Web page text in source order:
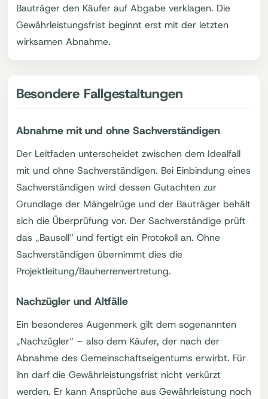
Bauträger den Käufer auf Abgabe verklagen. Die
Gewährleistungsfrist beginnt erst mit der letzten
wirksamen Abnahme.
Besondere Fallgestaltungen
Abnahme mit und ohne Sachverständigen
Der Leitfaden unterscheidet zwischen dem Idealfall
mit und ohne Sachverständigen. Bei Einbindung eines
Sachverständigen wird dessen Gutachten zur
Grundlage der Mängelrüge und der Bauträger behält
sich die Überprüfung vor. Der Sachverständige prüft
das „Bausoll“ und fertigt ein Protokoll an. Ohne
Sachverständigen übernimmt dies die
Projektleitung/Bauherrenvertretung.
Nachzügler und Altfälle
Ein besonderes Augenmerk gilt dem sogenannten
„Nachzügler“ – also dem Käufer, der nach der
Abnahme des Gemeinschaftseigentums erwirbt. Für
ihn darf die Gewährleistungsfrist nicht verkürzt
werden. Er kann Ansprüche aus Gewährleistung noch